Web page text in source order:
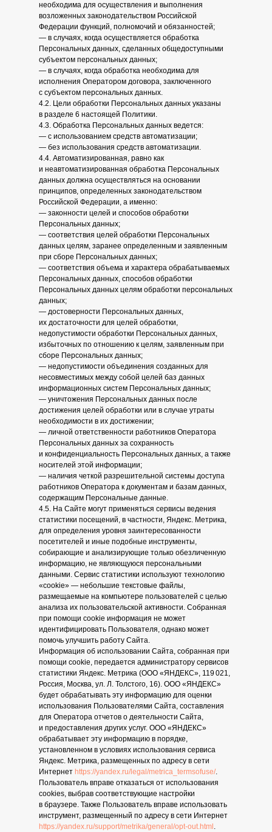
необходима для осуществления и выполнения
возложенных законодательством Российской
Федерации функций, полномочий и обязанностей;
— в случаях, когда осуществляется обработка
Персональных данных, сделанных общедоступными
субъектом персональных данных;
— в случаях, когда обработка необходима для
исполнения Оператором договора, заключенного
с субъектом персональных данных.
4.2. Цели обработки Персональных данных указаны
в разделе 6 настоящей Политики.
4.3. Обработка Персональных данных ведется:
— с использованием средств автоматизации;
— без использования средств автоматизации.
4.4. Автоматизированная, равно как
и неавтоматизированная обработка Персональных
данных должна осуществляться на основании
принципов, определенных законодательством
Российской Федерации, а именно:
— законности целей и способов обработки
Персональных данных;
— соответствия целей обработки Персональных
данных целям, заранее определенным и заявленным
при сборе Персональных данных;
— соответствия объема и характера обрабатываемых
Персональных данных, способов обработки
Персональных данных целям обработки персональных
данных;
— достоверности Персональных данных,
их достаточности для целей обработки,
недопустимости обработки Персональных данных,
избыточных по отношению к целям, заявленным при
сборе Персональных данных;
— недопустимости объединения созданных для
несовместимых между собой целей баз данных
информационных систем Персональных данных;
— уничтожения Персональных данных после
достижения целей обработки или в случае утраты
необходимости в их достижении;
— личной ответственности работников Оператора
Персональных данных за сохранность
и конфиденциальность Персональных данных, а также
носителей этой информации;
— наличия четкой разрешительной системы доступа
работников Оператора к документам и базам данных,
содержащим Персональные данные.
4.5. На Сайте могут применяться сервисы ведения
статистики посещений, в частности, Яндекс. Метрика,
для определения уровня заинтересованности
посетителей и иные подобные инструменты,
собирающие и анализирующие только обезличенную
информацию, не являющуюся персональными
данными. Сервис статистики используют технологию
«cookie» — небольшие текстовые файлы,
размещаемые на компьютере пользователей с целью
анализа их пользовательской активности. Собранная
при помощи cookie информация не может
идентифицировать Пользователя, однако может
помочь улучшить работу Сайта.
Информация об использовании Сайта, собранная при
помощи cookie, передается администратору сервисов
статистики Яндекс. Метрика (ООО «ЯНДЕКС», 119 021,
Россия, Москва, ул. Л. Толстого, 16). ООО «ЯНДЕКС»
будет обрабатывать эту информацию для оценки
использования Пользователями Сайта, составления
для Оператора отчетов о деятельности Сайта,
и предоставления других услуг. ООО «ЯНДЕКС»
обрабатывает эту информацию в порядке,
установленном в условиях использования сервиса
Яндекс. Метрика, размещенных по адресу в сети
Интернет https://yandex.ru/legal/metrica_termsofuse/.
Пользователь вправе отказаться от использования
cookies, выбрав соответствующие настройки
в браузере. Также Пользователь вправе использовать
инструмент, размещенный по адресу в сети Интернет
https://yandex.ru/support/metrika/general/opt-out.html .